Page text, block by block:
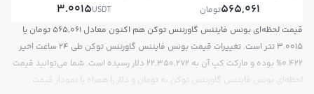
565,061تومان 3.0015USDT
قیمت لحظه‌ای بونس فایننس گاورننس توکن هم اکنون معادل 565,061 تومان یا
3.0015 تتر است. تغییرات قیمت بونس فایننس گاورننس توکن طی 24 ساعت اخیر
0.422% بوده و مارکت کپ آن به 22,350,272 دلار رسیده است. شما می‌توانید قیمت
لحظه‌ای بونس فایننس گاورننس توکن به تومان و دلار را همراه با نمودار قیمت